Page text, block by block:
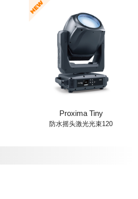
Proxima Tiny
防水摇头激光光束120